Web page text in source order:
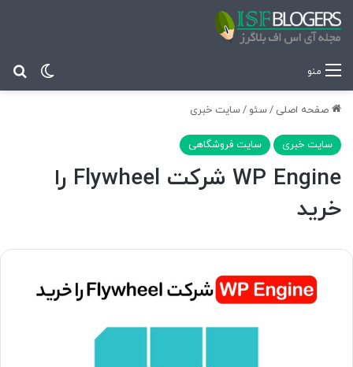
منو
صفحه اصلی /سئو /سایت خبری
سایت خبری سایت فروشگاهی
WP Engine شرکت Flywheel را
خرید